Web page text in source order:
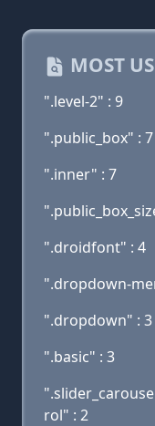
MOST
".level-2" : 9
".public_box" : 7
".inner" : 7
".droidfont" : 4
".dropdown-
".dropdown" : 3
".basic" : 3
rol" : 2